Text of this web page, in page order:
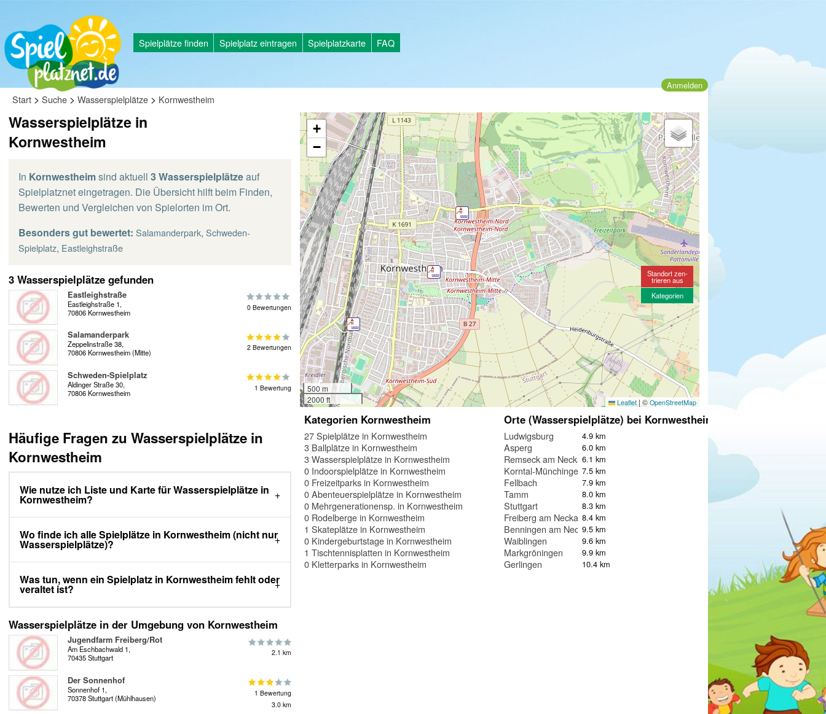
Spielplätze finden Spielplatz eintragen Spielplatzkarte FAQ
Anmelden
Start > Suche > Wasserspielplätze > Kornwestheim
Wasserspielplätze in
Kornwestheim
In Kornwestheimsind aktuell 3 Wasserspielplätzeauf
Spielplatznet eingetragen. Die Übersicht hilft beim Finden,
Bewerten und Vergleichen von Spielorten im Ort.
Besonders gut bewertet: Salamanderpark, Schweden-
Spielplatz, Eastleighstraße
3 Wasserspielplätze gefunden
Eastleighstraße
Eastleighstraße 1,
70806 Kornwestheim
0 Bewertungen
Salamanderpark
Zeppelinstraße 38,
70806 Kornwestheim (Mitte)
2 Bewertungen
Schweden-Spielplatz
Aldinger Straße 30,
70806 Kornwestheim
1 Bewertung
Häufige Fragen zu Wasserspielplätze in
Kornwestheim
Wie nutze ich Liste und Karte für Wasserspielplätze in
Kornwestheim?
Wo finde ich alle Spielplätze in Kornwestheim (nicht nur
Wasserspielplätze)?
Was tun, wenn ein Spielplatz in Kornwestheim fehlt oder
veraltet ist?
Wasserspielplätze in der Umgebung von Kornwestheim
Jugendfarm Freiberg/Rot
Am Eschbachwald 1,
70435 Stuttgart
2.1 km
Der Sonnenhof
Sonnenhof 1,
70378 Stuttgart (Mühlhausen)
1 Bewertung
3.0 km
+
−
500 m
2000 ft
Leaflet | ©OpenStreetMap
Standort zen-
trieren aus
Kategorien
Kategorien Kornwestheim
27 Spielplätze in Kornwestheim
3 Ballplätze in Kornwestheim
3 Wasserspielplätze in Kornwestheim
0 Indoorspielplätze in Kornwestheim
0 Freizeitparks in Kornwestheim
0 Abenteuerspielplätze in Kornwestheim
0 Mehrgenerationensp. in Kornwestheim
0 Rodelberge in Kornwestheim
1 Skateplätze in Kornwestheim
0 Kindergeburtstage in Kornwestheim
1 Tischtennisplatten in Kornwestheim
0 Kletterparks in Kornwestheim
Orte (Wasserspielplätze) bei Kornwestheim
Ludwigsburg 4.9 km
Asperg 6.0 km
Remseck am Neckar6.1 km
Korntal-Münchingen7.5 km
Fellbach 7.9 km
Tamm 8.0 km
Stuttgart 8.3 km
Freiberg am Neckar 8.4 km
Benningen am Neckar9.5 km
Waiblingen 9.6 km
Markgröningen 9.9 km
Gerlingen 10.4 km